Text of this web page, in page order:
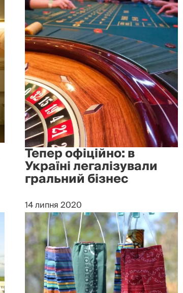
Тепер офіційно: в
Україні легалізували
гральний бізнес
14 липня 2020